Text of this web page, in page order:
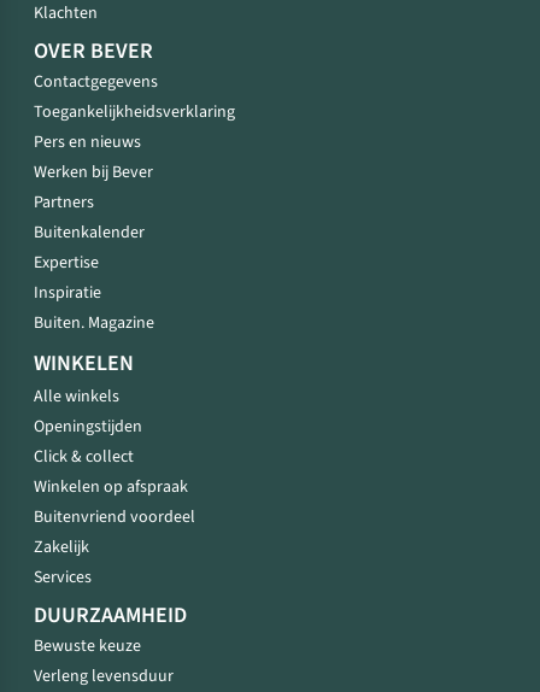
Klachten
OVER BEVER
Contactgegevens
Toegankelijkheidsverklaring
Pers en nieuws
Werken bij Bever
Partners
Buitenkalender
Expertise
Inspiratie
Buiten. Magazine
WINKELEN
Alle winkels
Openingstijden
Click & collect
Winkelen op afspraak
Buitenvriend voordeel
Zakelijk
Services
DUURZAAMHEID
Bewuste keuze
Verleng levensduur